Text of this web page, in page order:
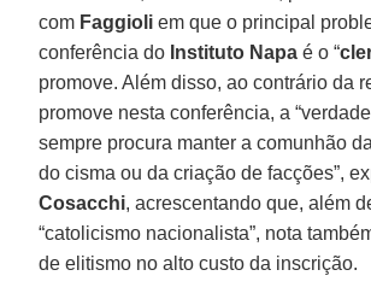
com Faggioli em que o principal
conferência do Instituto Napa é o “
promove. Além disso, ao contrário da
promove nesta conferência, a
sempre procura manter a comunhão
do cisma ou da criação de facções”,
Cosacchi, acrescentando que, além
“catolicismo nacionalista”, nota
de elitismo no alto custo da inscrição.